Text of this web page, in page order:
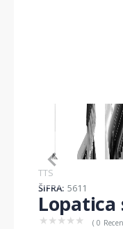
Item
1
of
3
TTS
ŠIFRA: 5611
Lopatica
★ ★ ★ ★ ★ ( 0